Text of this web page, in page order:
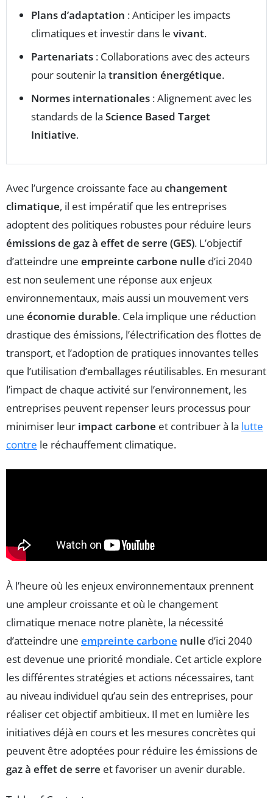
Plans d’adaptation : Anticiper les impacts
climatiques et investir dans le vivant.
Partenariats : Collaborations avec des acteurs
pour soutenir la transition énergétique.
Normes internationales : Alignement avec les
standards de la Science Based Target
Initiative.
Avec l’urgence croissante face au changement
climatique, il est impératif que les entreprises
adoptent des politiques robustes pour réduire leurs
émissions de gaz à effet de serre (GES). L’objectif
d’atteindre une empreinte carbone nulle d’ici 2040
est non seulement une réponse aux enjeux
environnementaux, mais aussi un mouvement vers
une économie durable. Cela implique une réduction
drastique des émissions, l’électrification des flottes de
transport, et l’adoption de pratiques innovantes telles
que l’utilisation d’emballages réutilisables. En mesurant
l’impact de chaque activité sur l’environnement, les
entreprises peuvent repenser leurs processus pour
minimiser leur impact carbone et contribuer à la lutte
contre le réchauffement climatique.
À l’heure où les enjeux environnementaux prennent
une ampleur croissante et où le changement
climatique menace notre planète, la nécessité
d’atteindre une empreinte carbone nulle d’ici 2040
est devenue une priorité mondiale. Cet article explore
les différentes stratégies et actions nécessaires, tant
au niveau individuel qu’au sein des entreprises, pour
réaliser cet objectif ambitieux. Il met en lumière les
initiatives déjà en cours et les mesures concrètes qui
peuvent être adoptées pour réduire les émissions de
gaz à effet de serre et favoriser un avenir durable.